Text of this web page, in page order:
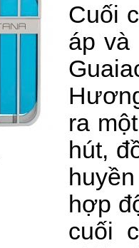
Cuối
áp và
ra
hút,
hợp
cuối